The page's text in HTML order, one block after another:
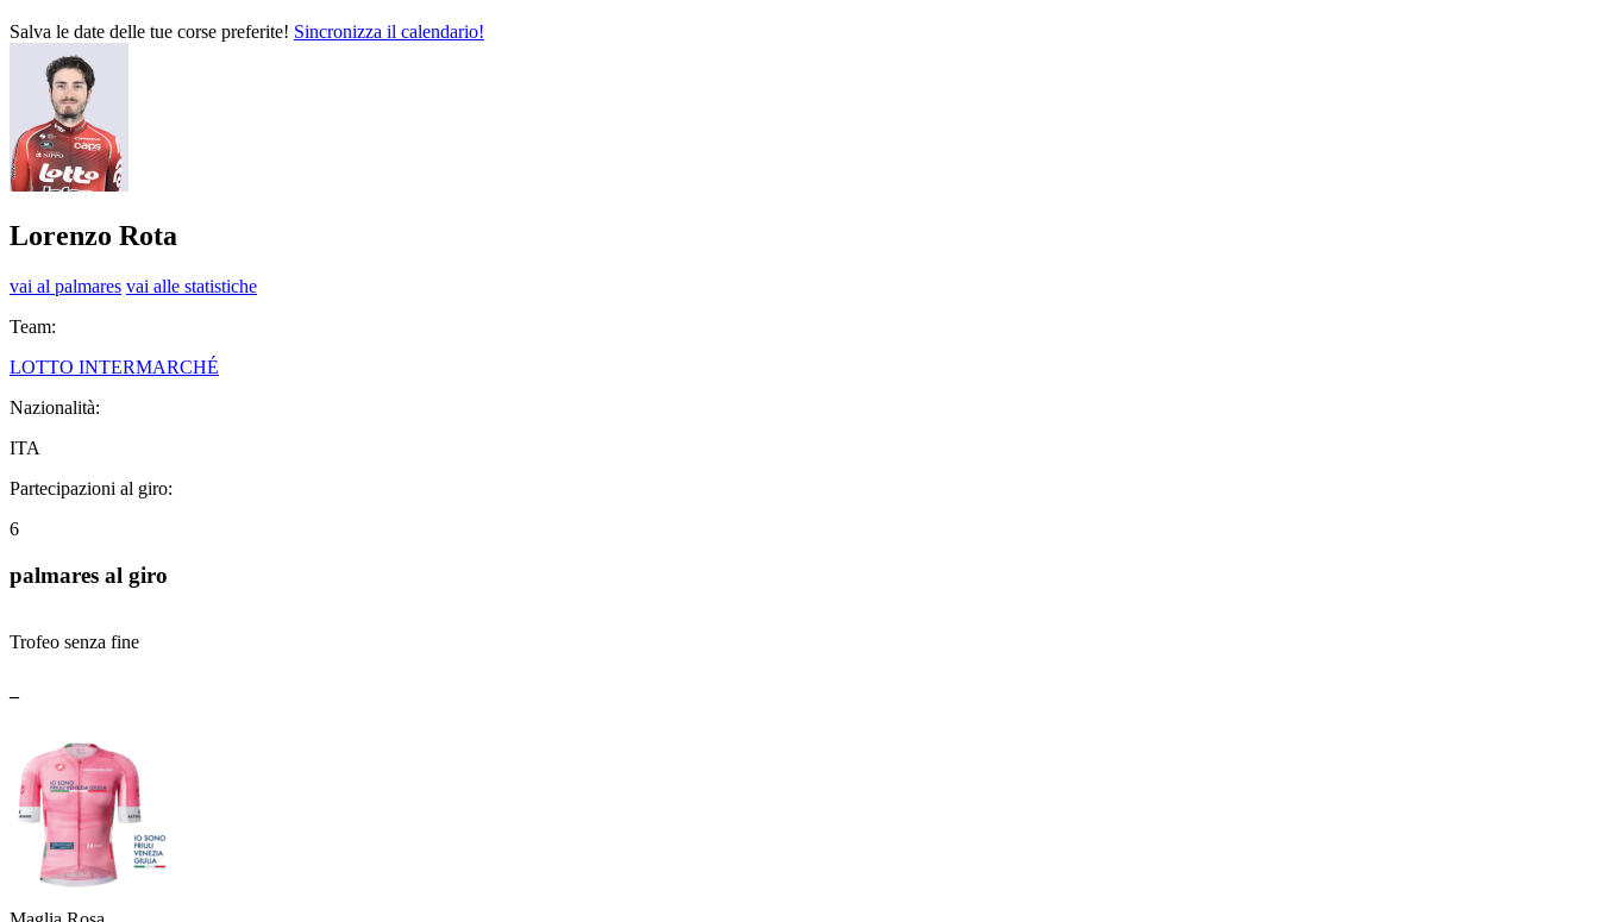
Salva le date delle tue corse preferite! Sincronizza il calendario!
Lorenzo Rota
vai al palmares vai alle statistiche
Team:
LOTTO INTERMARCHÉ
Nazionalità:
ITA
Partecipazioni al giro:
6
palmares al giro
Trofeo senza fine